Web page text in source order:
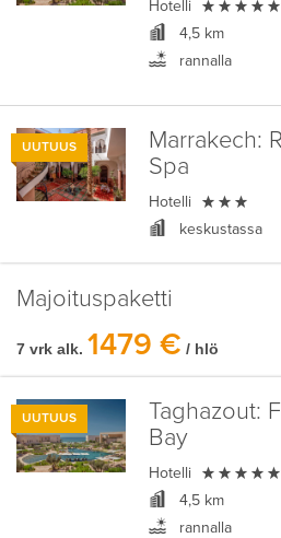
Hotelli 
4,5 km
rannalla
UUTUUS Marrakech:
Spa
Hotelli 
keskustassa
Majoituspaketti
7 vrk alk. 1479 € / hlö
UUTUUS Taghazout:
Bay
Hotelli 
4,5 km
rannalla